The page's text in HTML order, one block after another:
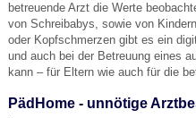
betreuende Arzt die Werte
von Schreibabys, sowie von
oder Kopfschmerzen gibt es ein
und auch bei der Betreuung eines
kann – für Eltern wie auch für die
PädHome - unnötige